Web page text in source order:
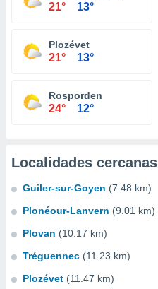
21° 13°
Plozévet
21° 13°
Rosporden
24° 12°
Localidades cercanas
Guiler-sur-Goyen (7.48 km)
Plonéour-Lanvern (9.01 km)
Plovan (10.17 km)
Tréguennec (11.23 km)
Plozévet (11.47 km)